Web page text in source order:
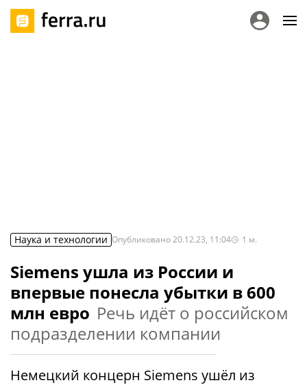
Наука и технологии Опубликовано20.12.23, 11:04 1 м.
Siemens ушла из России и
впервые понесла убытки в 600
млн евро Речь идёт о российском
подразделении компании
Немецкий концерн Siemens ушёл из